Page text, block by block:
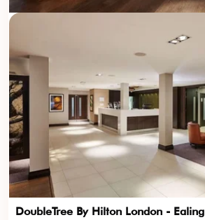
DoubleTree By Hilton London - Ealing